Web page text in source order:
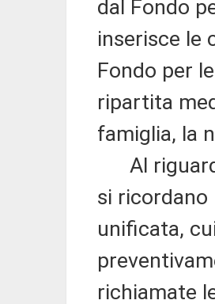
dal Fondo
inserisce le
Fondo per
ripartita
famiglia, la
Al
si ricordano
unificata,
richiamate